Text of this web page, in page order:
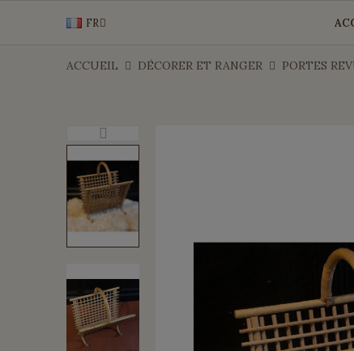
FR
ACCUEIL DÉCORER ET RANGER PORTES